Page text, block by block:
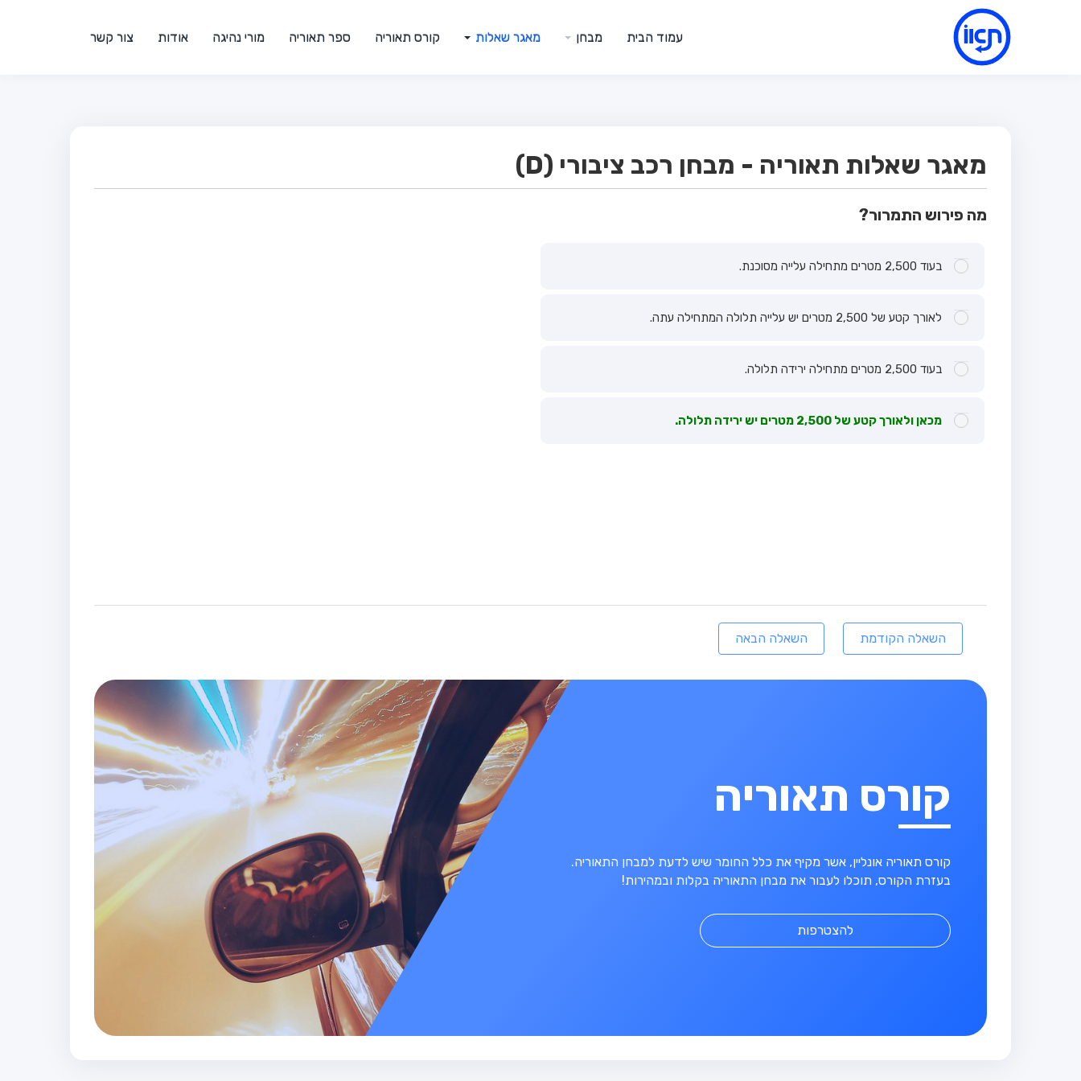
עמוד הבית מבחן מאגר שאלות קורס תאוריה ספר תאוריה מורי נהיגה אודות צור קשר
מאגר שאלות תאוריה - מבחן רכב ציבורי (D)
מה פירוש התמרור?
בעוד 2,500 מטרים מתחילה עלייה מסוכנת.
לאורך קטע של 2,500 מטרים יש עלייה תלולה המתחילה עתה.
בעוד 2,500 מטרים מתחילה ירידה תלולה.
מכאן ולאורך קטע של 2,500 מטרים יש ירידה תלולה.
השאלה הקודמת השאלה הבאה
קורס תאוריה
קורס תאוריה אונליין, אשר מקיף את כלל החומר שיש לדעת למבחן התאוריה.
בעזרת הקורס, תוכלו לעבור את מבחן התאוריה בקלות ובמהירות!
להצטרפות